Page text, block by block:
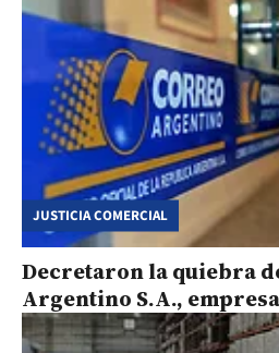
JUSTICIA COMERCIAL
Decretaron la quiebra
Argentino S.A.,